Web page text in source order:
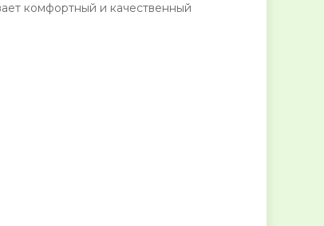
комфортный и качественный